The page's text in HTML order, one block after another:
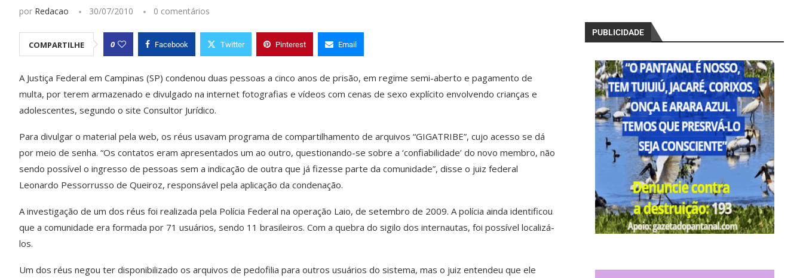
por Redacao 30/07/2010 0 comentários
COMPARTILHE 0 Facebook Twitter Pinterest Email
A Justiça Federal em Campinas (SP) condenou duas pessoas a cinco anos de prisão, em regime semi-aberto e pagamento de
multa, por terem armazenado e divulgado na internet fotografias e vídeos com cenas de sexo explícito envolvendo crianças e
adolescentes, segundo o site Consultor Jurídico.
Para divulgar o material pela web, os réus usavam programa de compartilhamento de arquivos “GIGATRIBE”, cujo acesso se dá
por meio de senha. “Os contatos eram apresentados um ao outro, questionando-se sobre a ‘confiabilidade’ do novo membro, não
sendo possível o ingresso de pessoas sem a indicação de outra que já fizesse parte da comunidade”, disse o juiz federal
Leonardo Pessorrusso de Queiroz, responsável pela aplicação da condenação.
A investigação de um dos réus foi realizada pela Polícia Federal na operação Laio, de setembro de 2009. A polícia ainda identificou
que a comunidade era formada por 71 usuários, sendo 11 brasileiros. Com a quebra do sigilo dos internautas, foi possível localizá-
los.
Um dos réus negou ter disponibilizado os arquivos de pedofilia para outros usuários do sistema, mas o juiz entendeu que ele
PUBLICIDADE